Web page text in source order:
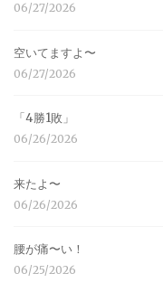
06/27/2026
空いてますよ〜
06/27/2026
「4勝1敗」
06/26/2026
来たよ〜
06/26/2026
腰が痛〜い！
06/25/2026